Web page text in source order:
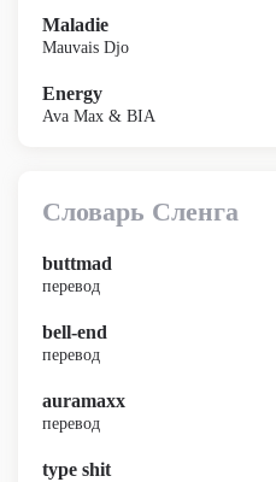
Maladie
Mauvais Djo
Energy
Ava Max & BIA
Словарь Сленга
buttmad
перевод
bell-end
перевод
auramaxx
перевод
type shit